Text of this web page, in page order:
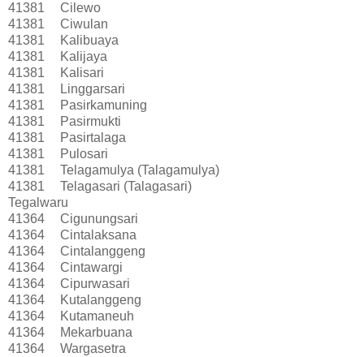
41381
Cilewo
41381
Ciwulan
41381
Kalibuaya
41381
Kalijaya
41381
Kalisari
41381
Linggarsari
41381
Pasirkamuning
41381
Pasirmukti
41381
Pasirtalaga
41381
Pulosari
41381
Telagamulya (Talagamulya)
41381
Telagasari (Talagasari)
Tegalwaru
41364
Cigunungsari
41364
Cintalaksana
41364
Cintalanggeng
41364
Cintawargi
41364
Cipurwasari
41364
Kutalanggeng
41364
Kutamaneuh
41364
Mekarbuana
41364
Wargasetra